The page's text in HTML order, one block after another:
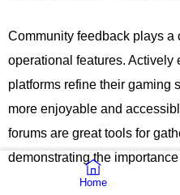
Home
Community feedback plays a
operational features.
platforms refine their gaming
more enjoyable and
forums are great tools for
demonstrating the